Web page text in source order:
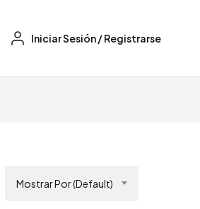
Iniciar Sesión/Registrarse
Mostrar Por (Default)